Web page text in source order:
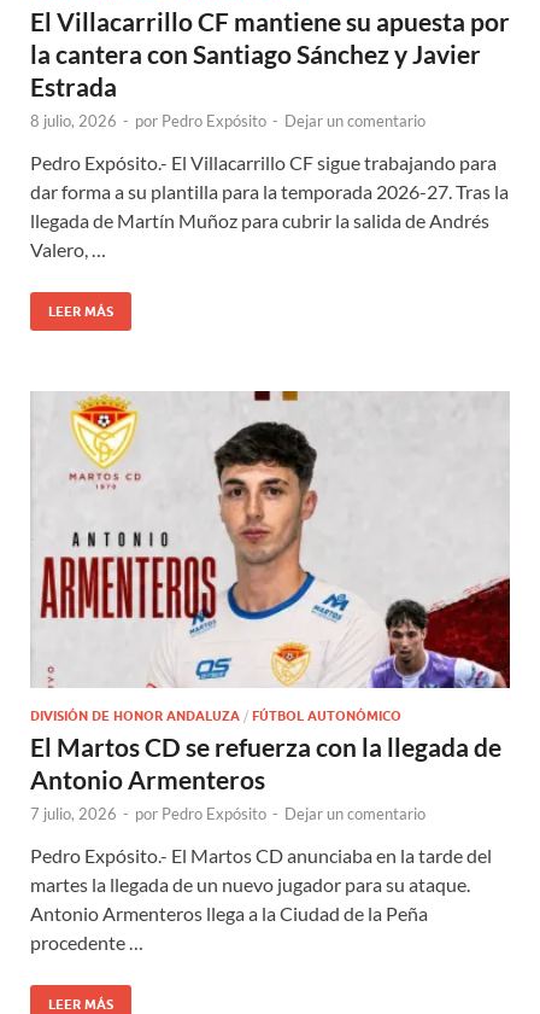
El Villacarrillo CF mantiene su apuesta por
la cantera con Santiago Sánchez y Javier
Estrada
8 julio, 2026 - por Pedro Expósito - Dejar un comentario
Pedro Expósito.- El Villacarrillo CF sigue trabajando para
dar forma a su plantilla para la temporada 2026-27. Tras la
llegada de Martín Muñoz para cubrir la salida de Andrés
Valero, …
LEER MÁS
DIVISIÓN DE HONOR ANDALUZA / FÚTBOL AUTONÓMICO
El Martos CD se refuerza con la llegada de
Antonio Armenteros
7 julio, 2026 - por Pedro Expósito - Dejar un comentario
Pedro Expósito.- El Martos CD anunciaba en la tarde del
martes la llegada de un nuevo jugador para su ataque.
Antonio Armenteros llega a la Ciudad de la Peña
procedente …
LEER MÁS